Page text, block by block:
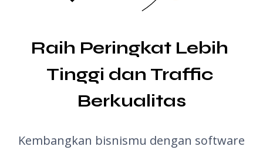
Raih Peringkat Lebih
Tinggi dan Traffic
Berkualitas
Kembangkan bisnismu dengan software